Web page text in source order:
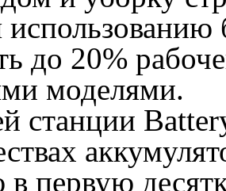
до 20%
моделями.
станции
первую